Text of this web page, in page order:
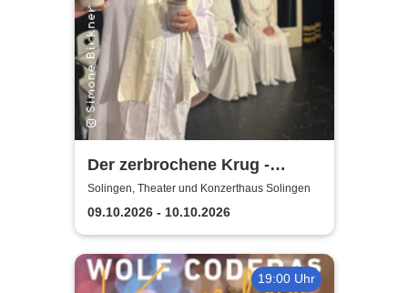
Der zerbrochene Krug -
Elbeforum Brunsbüttel
Solingen, Theater und Konzerthaus Solingen
09.10.2026 - 10.10.2026
19:00 Uhr